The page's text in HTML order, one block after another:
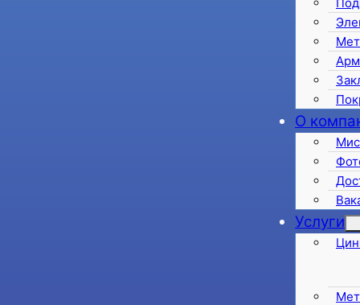
О
Услуги